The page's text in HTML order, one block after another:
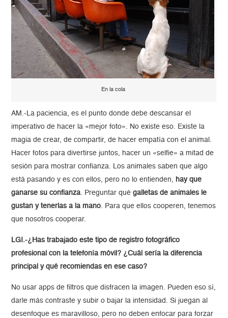
En la cola
AM.-La paciencia, es el punto donde debe descansar el
imperativo de hacer la «mejor foto». No existe eso. Existe la
magia de crear, de compartir, de hacer empatía con el animal.
Hacer fotos para divertirse juntos, hacer un «selfie» a mitad de
sesión para mostrar confianza. Los animales saben que algo
está pasando y es con ellos, pero no lo entienden,
hay que
ganarse su confianza . Preguntar quégalletas de animales le
gustan y tenerlas a la mano . Para que ellos cooperen, tenemos
que nosotros cooperar.
LGI.-¿Has trabajado este tipo de registro fotográfico
profesional con la telefonía móvil? ¿Cuál sería la diferencia
principal y qué recomiendas en ese caso?
No usar apps de filtros que disfracen la imagen. Pueden eso sí,
darle más contraste y subir o bajar la intensidad. Si juegan al
desenfoque es maravilloso, pero no deben enfocar para forzar